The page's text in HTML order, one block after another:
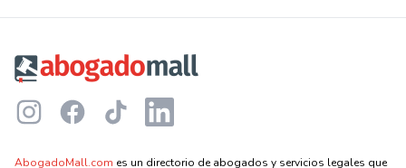
InstagramFacebookTikTok LinkedIn
AbogadoMall.com es un directorio de abogados y servicios legales que